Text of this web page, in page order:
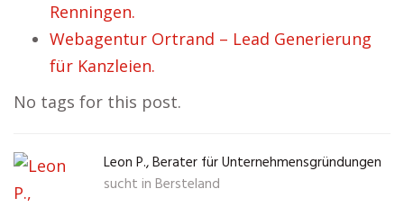
Renningen.
Webagentur Ortrand – Lead Generierung
für Kanzleien.
No tags for this post.
Leon P., Berater für Unternehmensgründungen
sucht in Bersteland